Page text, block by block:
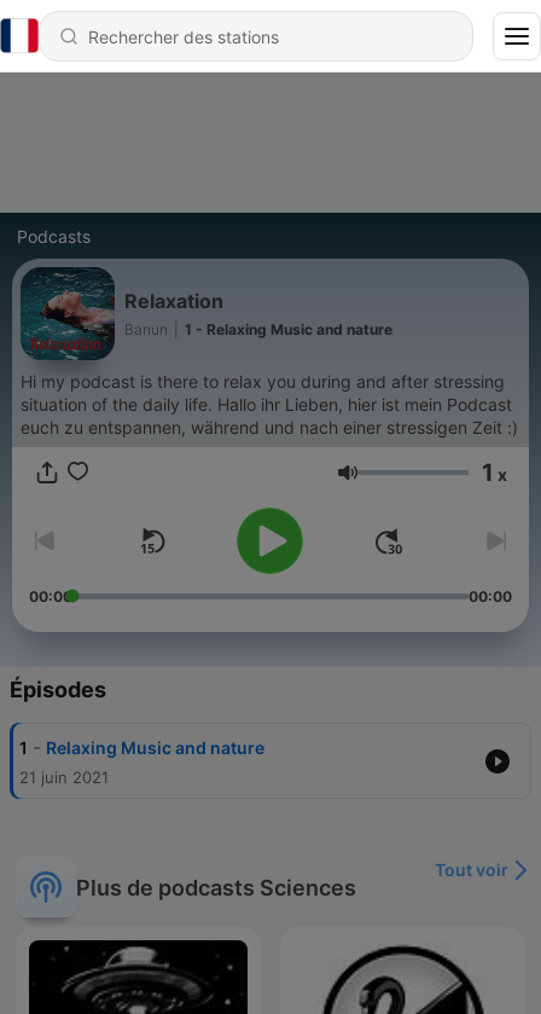
Podcasts
Relaxation
Banun 1 - Relaxing Music and nature
Hi my podcast is there to relax you during and after stressing
situation of the daily life. Hallo ihr Lieben, hier ist mein Podcast
euch zu entspannen, während und nach einer stressigen Zeit :)
Volume 1 x
00:00 00:00
Épisodes
1 - Relaxing Music and nature
21 juin 2021
Plus de podcasts Sciences
Tout voir